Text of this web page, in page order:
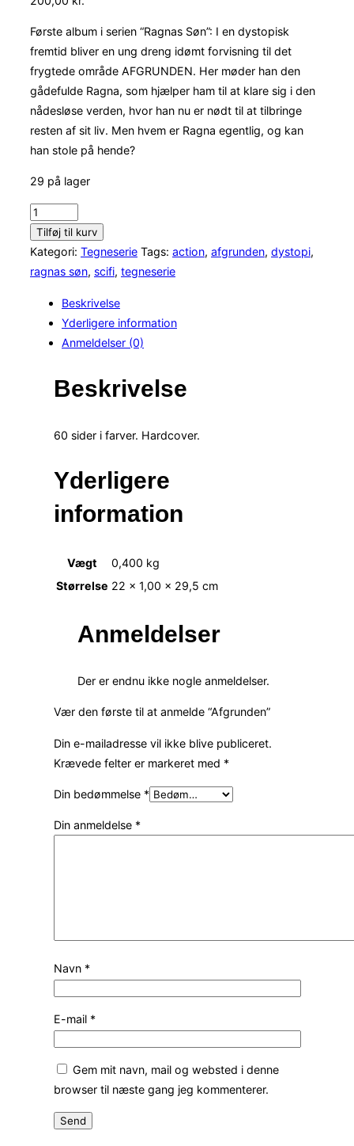
Første album i serien “Ragnas Søn”: I en dystopisk
fremtid bliver en ung dreng idømt forvisning til det
frygtede område AFGRUNDEN. Her møder han den
gådefulde Ragna, som hjælper ham til at klare sig i den
nådesløse verden, hvor han nu er nødt til at tilbringe
resten af sit liv. Men hvem er Ragna egentlig, og kan
han stole på hende?
29 på lager
Afgrunden
antal
Tilføj til kurv
Kategori: Tegneserie Tags: action, afgrunden, dystopi,
ragnas søn, scifi, tegneserie
Beskrivelse
Yderligere information
Anmeldelser (0)
Beskrivelse
60 sider i farver. Hardcover.
Yderligere
information
Vægt
0,400 kg
Størrelse 22 × 1,00 × 29,5 cm
Anmeldelser
Der er endnu ikke nogle anmeldelser.
Vær den første til at anmelde “Afgrunden”
Din e-mailadresse vil ikke blive publiceret.
Krævede felter er markeret med *
Din bedømmelse *
Din anmeldelse *
Navn *
E-mail *
Gem mit navn, mail og websted i denne
browser til næste gang jeg kommenterer.